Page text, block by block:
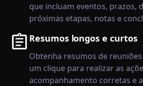
que incluam eventos, prazos,
próximas etapas, notas e
Resumos longos e curtos
Obtenha resumos de
um clique para realizar as
acompanhamento corretas e